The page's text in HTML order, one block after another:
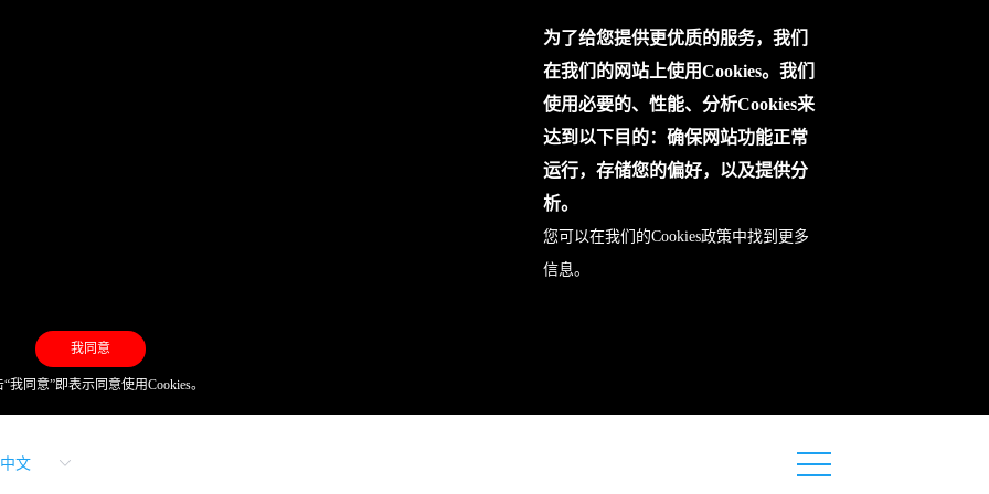
为了给您提供更优质的服务，我们
在我们的网站上使用Cookies。我们
使用必要的、性能、分析Cookies来
达到以下目的：确保网站功能正常
运行，存储您的偏好，以及提供分
析。
您可以在我们的Cookies政策中找到更多
信息。
我同意
我同意”即表示同意使用Cookies。